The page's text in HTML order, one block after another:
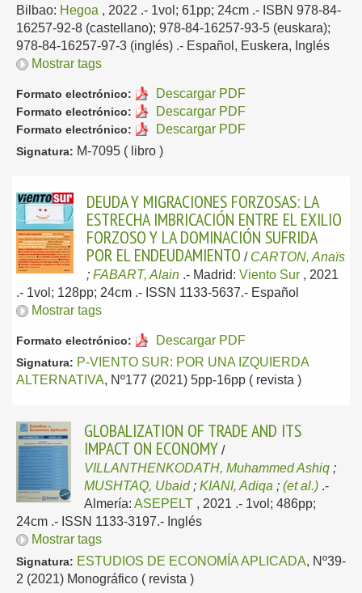
Bilbao: Hegoa , 2022 .- 1vol; 61pp; 24cm .- ISBN 978-84-
16257-92-8 (castellano); 978-84-16257-93-5 (euskara);
978-84-16257-97-3 (inglés) .- Español, Euskera, Inglés
Mostrar tags
Formato electrónico: Descargar PDF
Formato electrónico: Descargar PDF
Formato electrónico: Descargar PDF
Signatura: M-7095 ( libro )
DEUDA Y MIGRACIONES FORZOSAS: LA
ESTRECHA IMBRICACIÓN ENTRE EL EXILIO
FORZOSO Y LA DOMINACIÓN SUFRIDA
POR EL ENDEUDAMIENTO / CARTON, Anaïs
; FABART, Alain .- Madrid: Viento Sur , 2021
.- 1vol; 128pp; 24cm .- ISSN 1133-5637.- Español
Mostrar tags
Formato electrónico: Descargar PDF
Signatura: P-VIENTO SUR: POR UNA IZQUIERDA
ALTERNATIVA, Nº177 (2021) 5pp-16pp ( revista )
GLOBALIZATION OF TRADE AND ITS
IMPACT ON ECONOMY /
VILLANTHENKODATH, Muhammed Ashiq ;
MUSHTAQ, Ubaid; KIANI, Adiqa ; (et al.) .-
Almería: ASEPELT , 2021 .- 1vol; 486pp;
24cm .- ISSN 1133-3197.- Inglés
Mostrar tags
Signatura: ESTUDIOS DE ECONOMÍA APLICADA, Nº39-
2 (2021) Monográfico ( revista )